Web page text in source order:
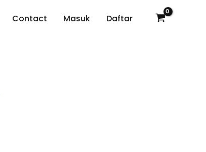
Contact Masuk Daftar